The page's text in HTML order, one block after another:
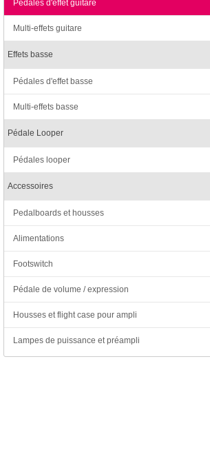
Pédales d'effet guitare
Multi-effets guitare
Effets basse
Pédales d'effet basse
Multi-effets basse
Pédale Looper
Pédales looper
Accessoires
Pedalboards et housses
Alimentations
Footswitch
Pédale de volume / expression
Housses et flight case pour ampli
Lampes de puissance et préampli